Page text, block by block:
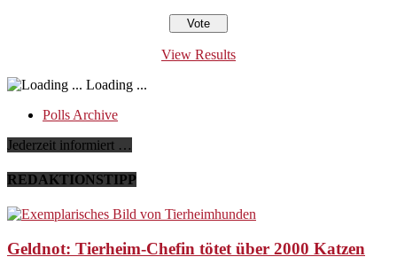
View Results
Loading ...
Polls Archive
Jederzeit informiert …
REDAKTIONSTIPP
Geldnot: Tierheim-Chefin tötet über 2000 Katzen